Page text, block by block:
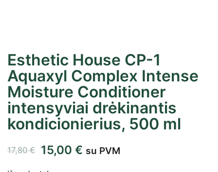
Esthetic House CP-1
Aquaxyl Complex Intense
Moisture Conditioner
intensyviai drėkinantis
kondicionierius, 500 ml
17,80€ 15,00 € su PVM